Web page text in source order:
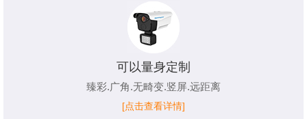
可以量身定制
臻彩.广角.无畸变.竖屏.远距离
[点击查看详情]